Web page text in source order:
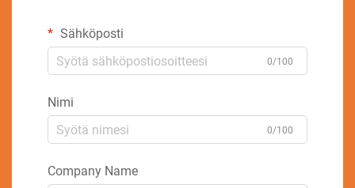
Sähköposti
0/100
Nimi
0/100
Company Name